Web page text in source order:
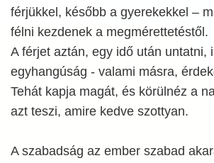
férjükkel, később a gyerekekkel –
félni kezdenek a megmérettetéstől.
A férjet aztán, egy idő után untatni,
egyhangúság - valami másra,
Tehát kapja magát, és körülnéz a
azt teszi, amire kedve szottyan.
A szabadság az ember szabad